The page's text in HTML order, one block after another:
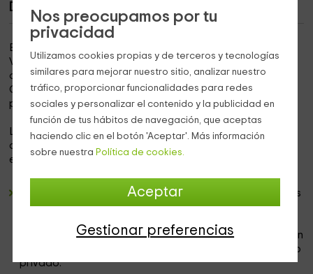
Nos preocupamos por tu
privacidad
Utilizamos cookies propias y de terceros y tecnologías
similares para mejorar nuestro sitio, analizar nuestro
tráfico, proporcionar funcionalidades para redes
sociales y personalizar el contenido y la publicidad en
función de tus hábitos de navegación, que aceptas
haciendo clic en el botón 'Aceptar'. Más información
sobre nuestra Política de cookies.
Aceptar
Gestionar preferencias
Descripción de Doña María I
En la aldea de
Villacarrillo, enJaén , se encuentra nuestra casa rodeada
de tranquilidad. En este punto confluyen los ríos
Guadalquivir y Aguascebas, siendo el entorno perfecto
para disfrutar de unos días de merecido descanso.
La casa, de nueva construcción que cuenta con
capacidad para 12 personas y 4 habitaciones
estructura en
salón-comedorconchimenea de leña
y varios
sofás desde los que disfrutar del calor que desprende.
de pantalla plana. Esta estancia tiene una gran
ventana exterior y además una salida al estupendo patio
privado.